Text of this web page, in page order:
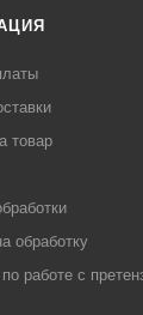
товар
обработку
работе с